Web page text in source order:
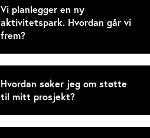
Vi planlegger en ny
aktivitetspark. Hvordan går vi
frem?
Hvordan søker jeg om støtte
til mitt prosjekt?